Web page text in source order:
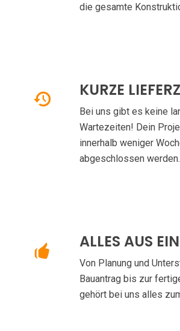
die gesamte
KURZE
Bei uns gibt es keine
Wartezeiten! Dein
innerhalb weniger
abgeschlossen werden.
ALLES AUS
Von Planung und
Bauantrag bis zur
gehört bei uns alles